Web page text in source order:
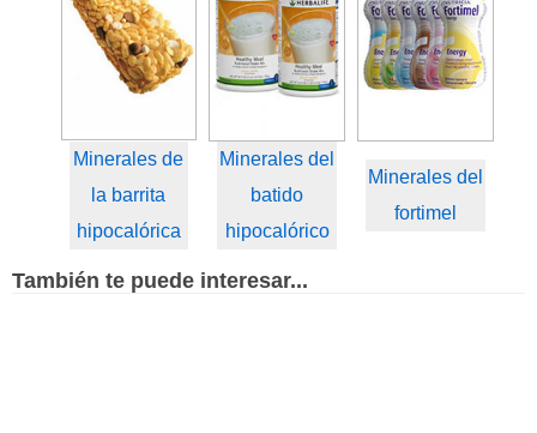
Minerales de
la barrita
hipocalórica
Minerales del
batido
hipocalórico
Minerales del
fortimel
También te puede interesar...